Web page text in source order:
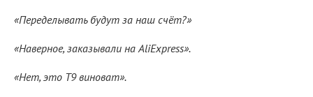
«Переделывать будут за наш счёт?»
«Наверное, заказывали на AliExpress».
«Нет, это Т9 виноват».